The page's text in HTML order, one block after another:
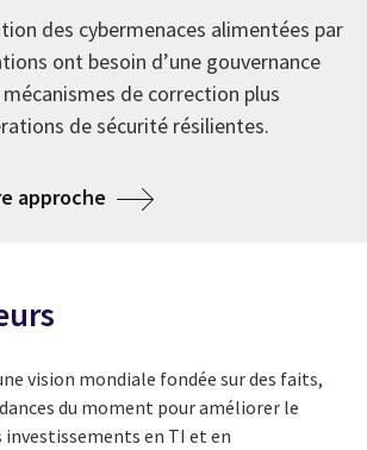
de nos clients 2026 révèle que les
au-delà d’une ambition de
mesurables.
renforcer la résilience et
d’investir dans l’innovation, la
about Services de TI en mode délégué
des cybermenaces alimentées par
ont besoin d’une gouvernance
de correction plus
de sécurité résilientes.
approche about La cyberrésilience à
de services de conseil en
(TI) et en management
nos 50 années en affaires,
histoire au service de nos clients
l’avenir.
vision mondiale fondée sur des faits,
du moment pour améliorer le
investissements en TI et en